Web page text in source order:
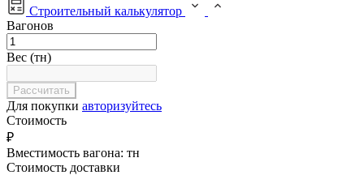
Строительный калькулятор
Вагонов
Вес (тн)
Для покупки авторизуйтесь
Стоимость
₽
Вместимость вагона: тн
Стоимость доставки